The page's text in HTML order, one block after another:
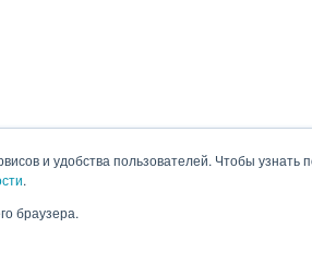
и удобства пользователей. Чтобы узнать
.
браузера.